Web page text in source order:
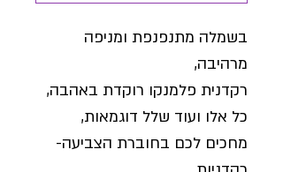
בשמלה מתנפנפת ומניפה
מרהיבה,
רקדנית פלמנקו רוקדת באהבה,
כל אלו ועוד שלל דוגמאות,
מחכים לכם בחוברת הצביעה-